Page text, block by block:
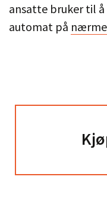
ansatte bruker til
automat på